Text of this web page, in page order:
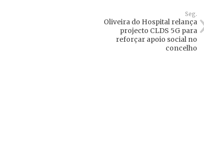
Seg.
Oliveira do Hospital relança
projecto CLDS 5G para
reforçar apoio social no
concelho